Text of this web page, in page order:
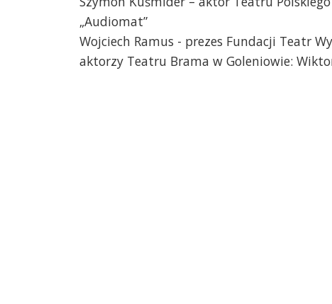
„Audiomat”
Wojciech Ramus - prezes Fundacji Teatr
aktorzy Teatru Brama w Goleniowie: